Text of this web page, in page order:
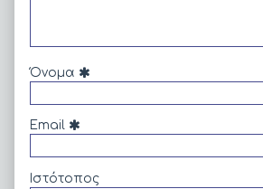
Όνομα
Email
Ιστότοπος